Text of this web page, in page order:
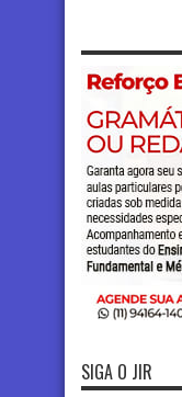
SIGA O JIR